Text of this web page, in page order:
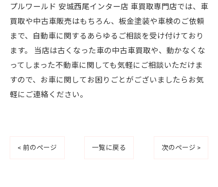
プルワールド 安城西尾インター店 車買取専門店では、車
買取や中古車販売はもちろん、板金塗装や車検のご依頼
まで、自動車に関するあらゆるご相談を受け付けており
ます。 当店は古くなった車の中古車買取や、動かなくな
ってしまった不動車に関しても気軽にご相談いただけま
すので、お車に関してお困りごとがございましたらお気
軽にご連絡ください。
< 前のページ 一覧に戻る 次のページ >